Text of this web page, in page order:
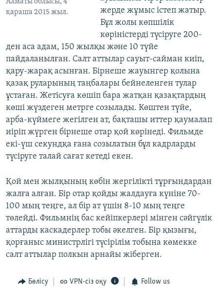
қараша 2015 жыл.
жерде жұмыс істеп жатыр.
Бұл жолы көпшілік
көріністерді түсіруге 200-
ден аса адам, 150 жылқы және 10 түйе
пайдаланылған. Салт аттылар сауыт-сайман киіп,
қару-жарақ асынған. Бірнеше жауынгер қолына
қазақ руларының таңбалары бейнеленген тулар
ұстаған. Жетісуға көшіп бара жатқан қазақтардың
көші жүздеген метрге созылады. Көштен түйе,
арба-күймеге жегілген ат, бақташы иттер қаумалап
иіріп жүрген бірнеше отар қой көрінеді. Фильмде
екі-үш секундқа ғана созылатын бұл кадрларды
түсіруге талай сағат кетеді екен.
Қой мен жылқының көбін жергілікті тұрғындардан
жалға алған. Бір отар қойды жалдауға күніне 70-
100 мың теңге, ал бір ат үшін 8-10 мың теңге
төлейді. Фильмнің бас кейіпкерлері мінген сәйгүлік
аттарды каскадерлер тобы әкелген. Бір қызығы,
қорғаныс министрлігі түсірілім тобына көмекке
салт аттылар полкын арнайы жіберген.
Бөлісу VPN-сіз оқу Follow us